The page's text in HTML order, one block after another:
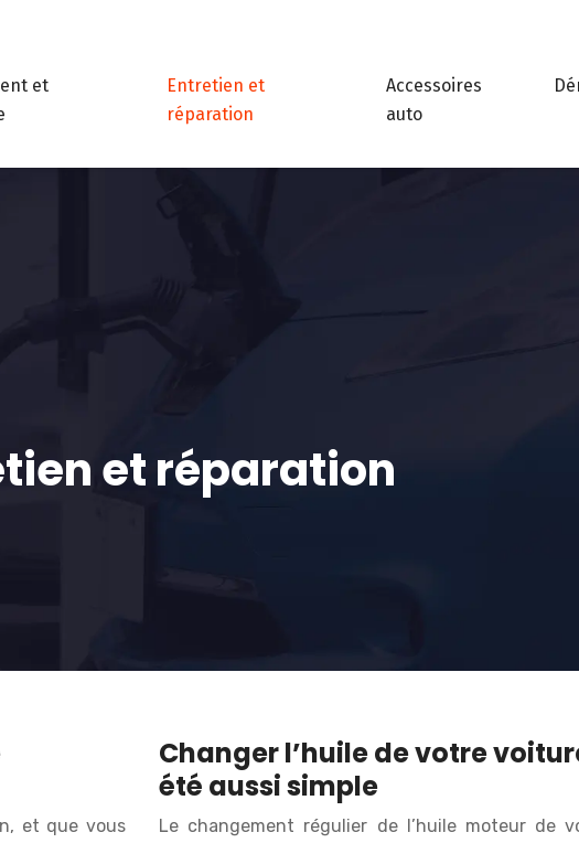
et
Entretien et
réparation
Accessoires
auto
et réparation
et que vous
Changer l’huile de votre
été aussi simple
Le changement régulier de l’huile moteur de